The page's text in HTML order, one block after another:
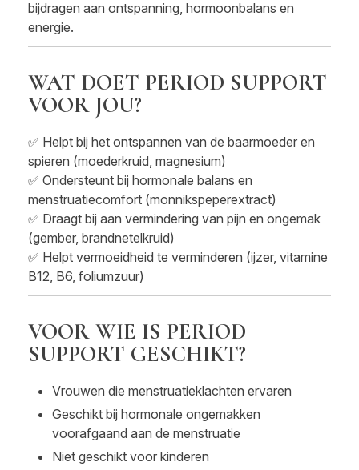
bijdragen aan ontspanning, hormoonbalans en
energie.
WAT DOET PERIOD SUPPORT
VOOR JOU?
✅ Helpt bij het ontspannen van de baarmoeder en
spieren (moederkruid, magnesium)
✅ Ondersteunt bij hormonale balans en
menstruatiecomfort (monnikspeperextract)
✅ Draagt bij aan vermindering van pijn en ongemak
(gember, brandnetelkruid)
✅ Helpt vermoeidheid te verminderen (ijzer, vitamine
B12, B6, foliumzuur)
VOOR WIE IS PERIOD
SUPPORT GESCHIKT?
Vrouwen die menstruatieklachten ervaren
Geschikt bij hormonale ongemakken
voorafgaand aan de menstruatie
Niet geschikt voor kinderen